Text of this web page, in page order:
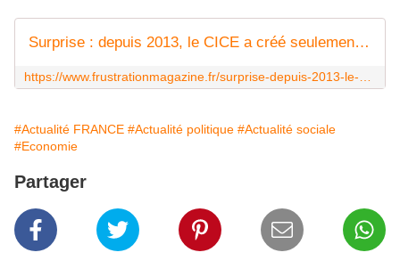
Surprise : depuis 2013, le CICE a créé seulement 100 000 emplois... qui ont chacun coûté 900 000 euros au contribuable - FRUSTRATION
#Actualité FRANCE #Actualité politique #Actualité sociale
#Economie
Partager